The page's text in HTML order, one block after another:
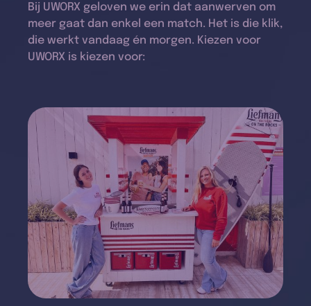
Bij UWORX geloven we erin dat aanwerven om
meer gaat dan enkel een match. Het is die klik,
die werkt vandaag én morgen. Kiezen voor
UWORX is kiezen voor: